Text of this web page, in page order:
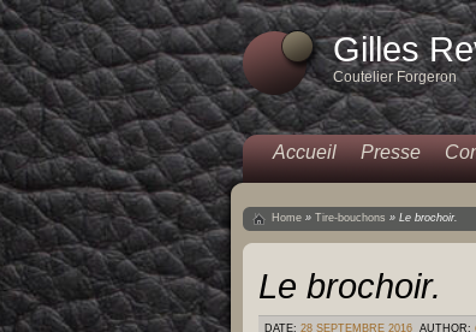
Gilles
Coutelier Forgeron
Accueil Presse
Home » Tire-bouchons » Le brochoir.
Le brochoir.
DATE: 28 SEPTEMBRE 2016 AUTHOR: